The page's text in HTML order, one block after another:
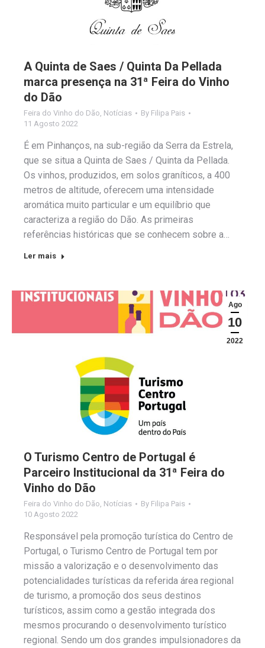
A Quinta de Saes / Quinta Da Pellada
marca presença na 31ª Feira do Vinho
do Dão
Feira do Vinho do Dão, Notícias By Filipa Pais
11 Agosto 2022
É em Pinhanços, na sub-região da Serra da Estrela,
que se situa a Quinta de Saes / Quinta da Pellada.
Os vinhos, produzidos, em solos graníticos, a 400
metros de altitude, oferecem uma intensidade
aromática muito particular e um equilíbrio que
caracteriza a região do Dão. As primeiras
referências históricas que se conhecem sobre a…
Ler mais
Ago
10
2022
O Turismo Centro de Portugal é
Parceiro Institucional da 31ª Feira do
Vinho do Dão
Feira do Vinho do Dão Notícias By Filipa Pais
10 Agosto 2022
Responsável pela promoção turística do Centro de
Portugal, o Turismo Centro de Portugal tem por
missão a valorização e o desenvolvimento das
potencialidades turísticas da referida área regional
de turismo, a promoção dos seus destinos
turísticos, assim como a gestão integrada dos
mesmos procurando o desenvolvimento turístico
regional. Sendo um dos grandes impulsionadores da